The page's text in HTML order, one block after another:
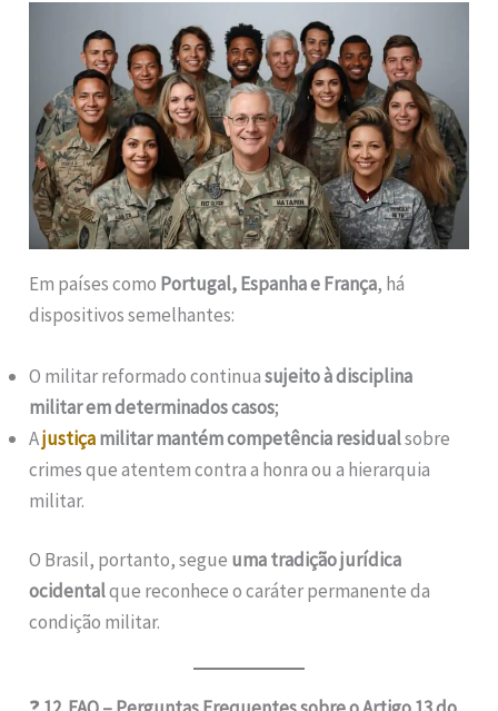
Em países como Portugal, Espanha e França, há
dispositivos semelhantes:
O militar reformado continuasujeito à disciplina
militar em determinados casos;
Ajustiçamilitar mantém competência residualsobre
crimes que atentem contra a honra ou a hierarquia
militar.
O Brasil, portanto, segue uma tradição jurídica
ocidentalque reconhece o caráter permanente da
condição militar.